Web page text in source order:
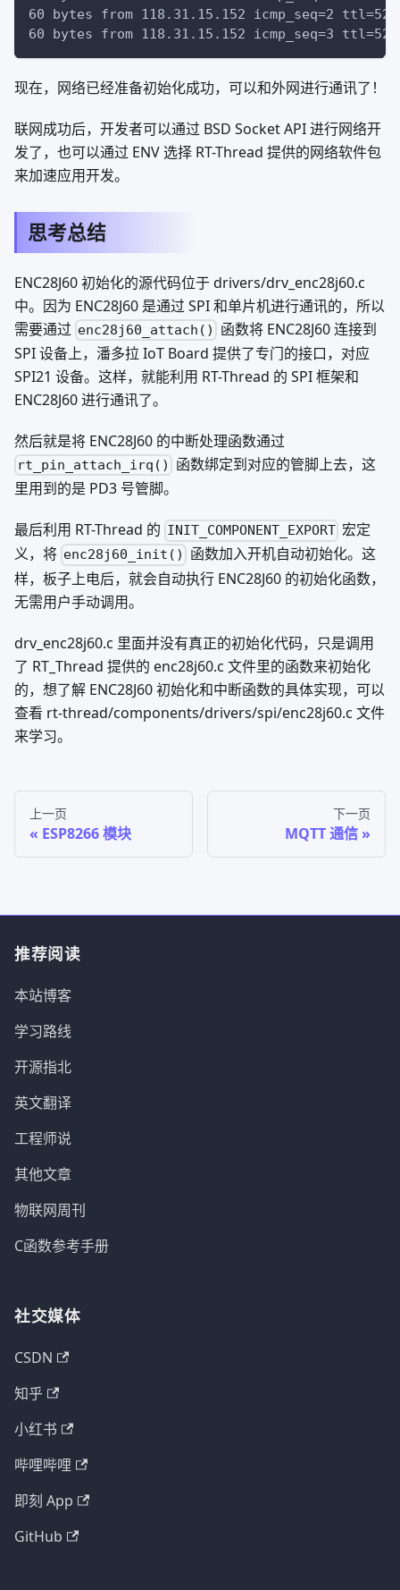
60 bytes from 118.31.15.152 icmp_seq=2
60 bytes from 118.31.15.152 icmp_seq=3
现在，网络已经准备初始化成功，可以和外网进行通讯了！
联网成功后，开发者可以通过 BSD Socket API 进行网络开
发了，也可以通过 ENV 选择 RT-Thread 提供的网络软件包
来加速应用开发。
思考总结
ENC28J60 初始化的源代码位于 drivers/drv_enc28j60.c
中。因为 ENC28J60 是通过 SPI 和单片机进行通讯的，所以
需要通过 enc28j60_attach()
函数将 ENC28J60 连接到
SPI 设备上，潘多拉 IoT Board 提供了专门的接口，对应
SPI21 设备。这样，就能利用 RT-Thread 的 SPI 框架和
ENC28J60 进行通讯了。
然后就是将 ENC28J60 的中断处理函数通过
rt_pin_attach_irq()
函数绑定到对应的管脚上去，这
里用到的是 PD3 号管脚。
最后利用 RT-Thread 的 INIT_COMPONENT_EXPORT 宏定
义，将 enc28j60_init()
函数加入开机自动初始化。这
样，板子上电后，就会自动执行 ENC28J60 的初始化函数，
无需用户手动调用。
drv_enc28j60.c 里面并没有真正的初始化代码，只是调用
了 RT_Thread 提供的 enc28j60.c 文件里的函数来初始化
的，想了解 ENC28J60 初始化和中断函数的具体实现，可以
查看 rt-thread/components/drivers/spi/enc28j60.c 文件
来学习。
上一页
ESP8266 模块
下一页
MQTT 通信
推荐阅读
本站博客
学习路线
开源指北
英文翻译
工程师说
其他文章
物联网周刊
C函数参考手册
社交媒体
CSDN
知乎
小红书
哔哩哔哩
即刻 App
GitHub